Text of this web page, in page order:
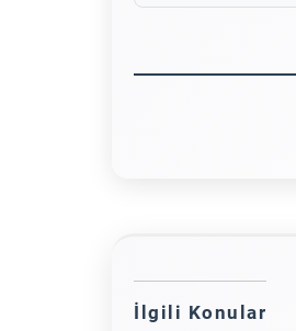
İlgili Konular